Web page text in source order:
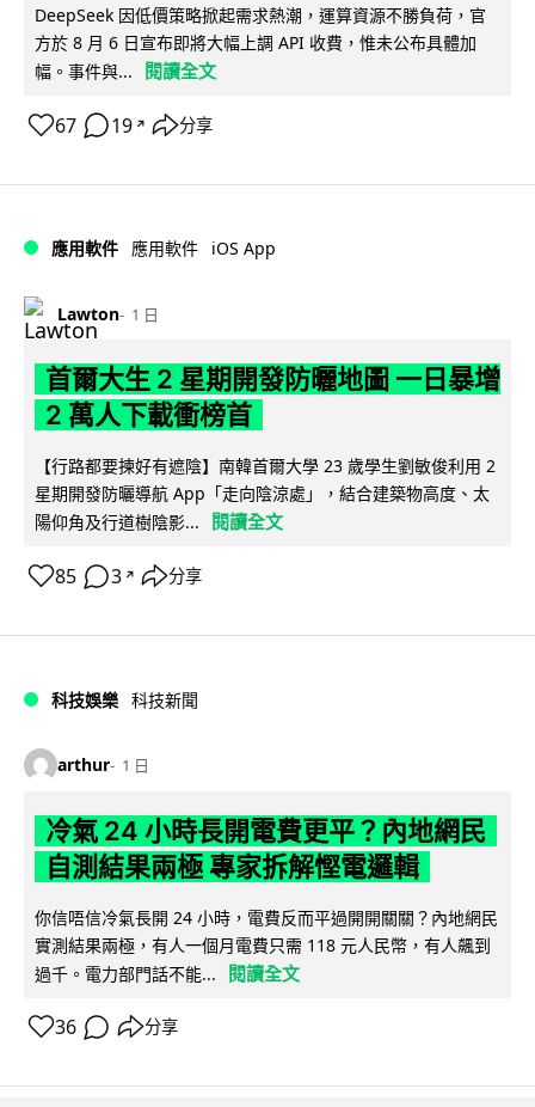
DeepSeek 因低價策略掀起需求熱潮，運算資源不勝負荷，官
方於 8 月 6 日宣布即將大幅上調 API 收費，惟未公布具體加
幅。事件與...
閱讀全文
67 19 ↗ 分享
應用軟件 應用軟件 iOS App
Lawton 1 日
首爾大生 2 星期開發防曬地圖 一日暴增
2 萬人下載衝榜首
【行路都要揀好有遮陰】南韓首爾大學 23 歲學生劉敏俊利用 2
星期開發防曬導航 App「走向陰涼處」，結合建築物高度、太
陽仰角及行道樹陰影...
閱讀全文
85 3 ↗ 分享
科技娛樂 科技新聞
arthur 1 日
冷氣 24 小時長開電費更平？內地網民
自測結果兩極 專家拆解慳電邏輯
你信唔信冷氣長開 24 小時，電費反而平過開開關關？內地網民
實測結果兩極，有人一個月電費只需 118 元人民幣，有人飆到
過千。電力部門話不能...
閱讀全文
36 分享